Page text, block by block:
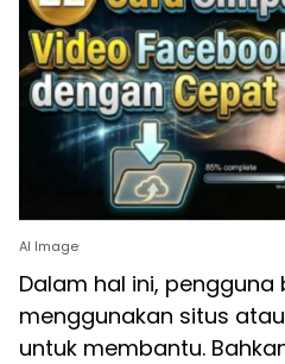
AI Image
Dalam hal ini, pengguna
menggunakan situs
untuk membantu.